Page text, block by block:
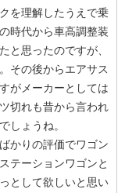
を理解したうえで乗
時代から車高調整装
と思ったのですが、
その後からエアサス
がメーカーとしては
切れも昔から言われ
しょうね。
かりの評価でワゴン
テーションワゴンと
として欲しいと思い